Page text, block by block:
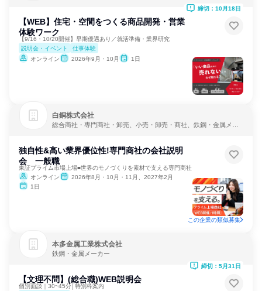
【WEB】住宅・空間をつくる商品開発・営業
体験ワーク
【9/16・10/20開催】早期優遇あり／就活準備・業界研究
説明会・イベント
仕事体験
オンライン
2026年9月・10月 1日
締切：10月18日
白銅株式会社
総合商社・専門商社・卸売、小売・卸売・商社、鉄鋼・金属メー
独自性&高い業界優位性!専門商社の会社説明
会 一般職
東証プライム市場上場■世界のモノづくりを素材で支える専門商社
オンライン
2026年8月・10月・11月、2027年2月
1日
この企業の類似募集
本多金属工業株式会社
鉄鋼・金属メーカー
【文理不問】(総合職)WEB説明会
個別面談｜30~45分│特別枠案内
締切：5月31日